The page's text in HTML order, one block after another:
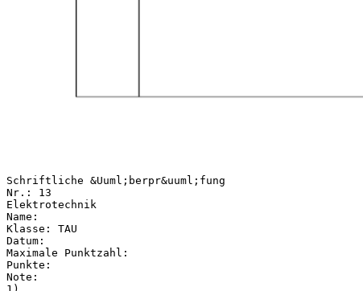
Schriftliche &Uuml;berpr&uuml;fung
Nr.: 13
Elektrotechnik
Name:
Klasse: TAU
Datum:
Maximale Punktzahl:
Punkte:
Note: